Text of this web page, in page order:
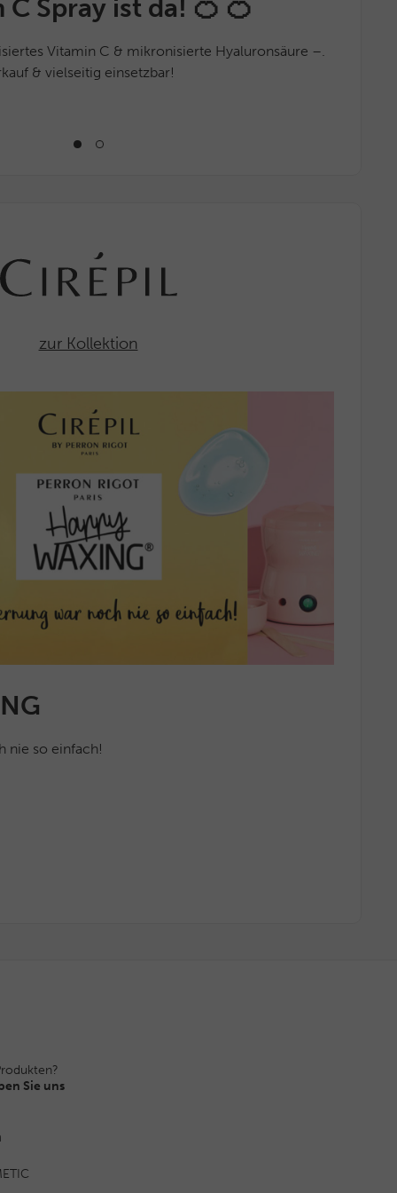
Spray ist da! 🍊 🍊
Vitamin C & mikronisierte Hyaluronsäure –.
& vielseitig einsetzbar!
zur Kollektion
nie so einfach!
Sie uns